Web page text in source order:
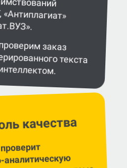
заказ
текста
качества